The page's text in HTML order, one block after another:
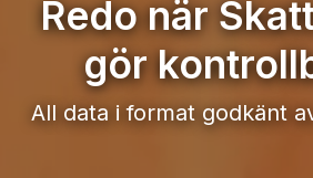
Redo när
gör
All data i format godkänt